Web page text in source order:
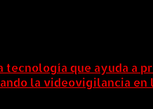
que ayuda a
la videovigilancia en